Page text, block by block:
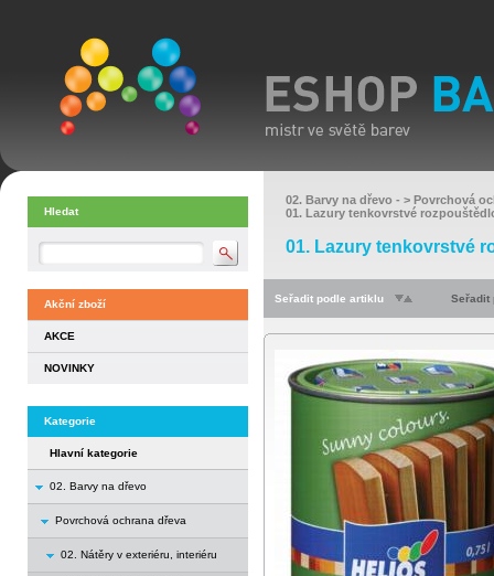
Hledat
Akční zboží
AKCE
NOVINKY
Kategorie
Hlavní kategorie
02. Barvy na dřevo
Povrchová ochrana dřeva
02. Nátěry v exteriéru, interiéru
02. Barvy na dřevo - > Povrchová
01. Lazury tenkovrstvé
01. Lazury tenkovrstvé
Seřadit podle artiklu Seřadit